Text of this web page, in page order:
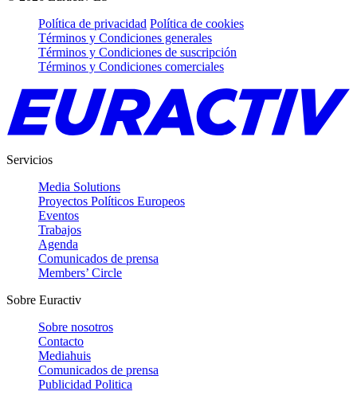
Política de privacidad Política de cookies
Términos y Condiciones generales
Términos y Condiciones de suscripción
Términos y Condiciones comerciales
Servicios
Media Solutions
Proyectos Políticos Europeos
Eventos
Trabajos
Agenda
Comunicados de prensa
Members’ Circle
Sobre Euractiv
Sobre nosotros
Contacto
Mediahuis
Comunicados de prensa
Publicidad Politica